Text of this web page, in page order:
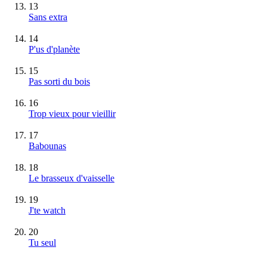
13
Sans extra
14
P'us d'planète
15
Pas sorti du bois
16
Trop vieux pour vieillir
17
Babounas
18
Le brasseux d'vaisselle
19
J'te watch
20
Tu seul